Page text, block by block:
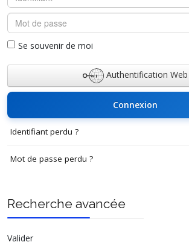
Mot de passe
Se souvenir de moi
Authentification Web
Connexion
Identifiant perdu ?
Mot de passe perdu ?
Recherche avancée
Valider